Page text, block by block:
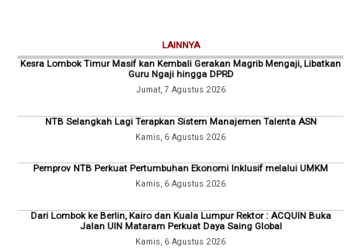
LAINNYA
Kesra Lombok Timur Masif kan Kembali Gerakan Magrib Mengaji, Libatkan
Guru Ngaji hingga DPRD
Jumat, 7 Agustus 2026
NTB Selangkah Lagi Terapkan Sistem Manajemen Talenta ASN
Kamis, 6 Agustus 2026
Pemprov NTB Perkuat Pertumbuhan Ekonomi Inklusif melalui UMKM
Kamis, 6 Agustus 2026
Dari Lombok ke Berlin, Kairo dan Kuala Lumpur Rektor : ACQUIN Buka
Jalan UIN Mataram Perkuat Daya Saing Global
Kamis, 6 Agustus 2026